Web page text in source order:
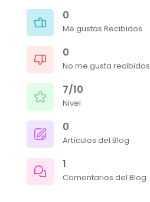
0
Me gustas Recibidos
0
No me gusta recibidos
7/10
Nivel
0
Artículos del Blog
1
Comentarios del Blog